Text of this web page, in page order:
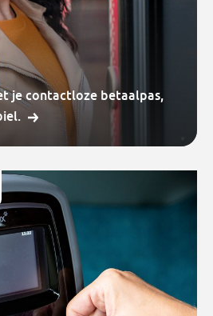
je contactloze betaalpas,